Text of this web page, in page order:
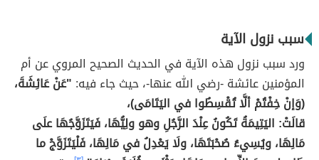
سبب نزول الآية
ورد سبب نزول هذه الآية في الحديث الصحيح المروي عن أم
المؤمنين عائشة -رضي الله عنها-، حيث جاء فيه: "عَنْ عَائِشَةَ،
(وَإنْ خِفْتُمْ ألَّا تُقْسِطُوا في اليَتَامَى)،
قالَتْ: اليَتِيمَةُ تَكُونُ عِنْدَ الرَّجُلِ وهو ولِيُّهَا، فَيَتَزَوَّجُهَا علَى
مَالِهَا، ويُسِيءُ صُحْبَتَهَا، ولَا يَعْدِلُ في مَالِهَا، فَلْيَتَزَوَّجْ ما